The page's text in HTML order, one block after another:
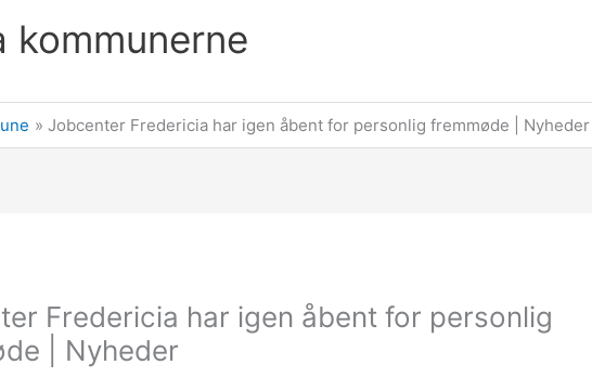
kommunerne
Jobcenter Fredericia har igen åbent for personlig fremmøde | Nyheder
Fredericia har igen åbent for personlig
| Nyheder